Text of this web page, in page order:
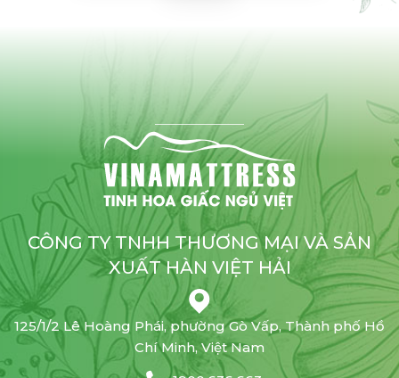
CÔNG TY TNHH THƯƠNG MẠI VÀ SẢN
XUẤT HÀN VIỆT HẢI
125/1/2 Lê Hoàng Phái, phường Gò Vấp, Thành phố Hồ
Chí Minh, Việt Nam